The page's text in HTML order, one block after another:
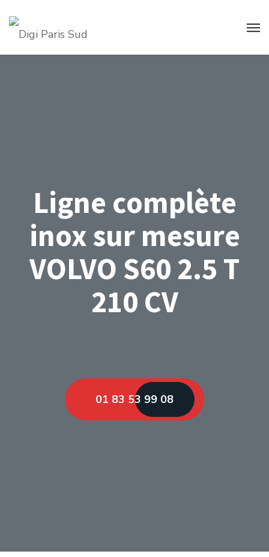
Ligne complète
inox sur mesure
VOLVO S60 2.5 T
210 CV
01 83 53 99 08